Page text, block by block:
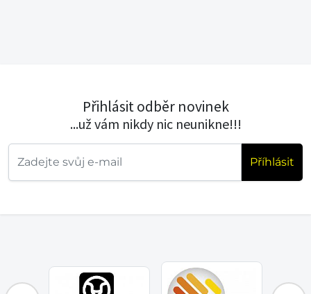
Přihlásit odběr novinek
...už vám nikdy nic neunikne!!!
Příhlásit